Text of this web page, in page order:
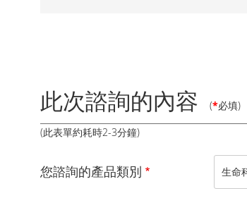
此次諮詢的內容 (*必填)
(此表單約耗時2-3分鐘)
您諮詢的產品類別